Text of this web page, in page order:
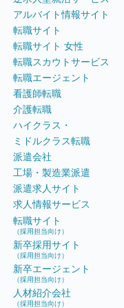
アルバイト情報サイト
転職サイト
転職サイト 女性
転職スカウトサービス
転職エージェント
看護師転職
介護転職
ハイクラス・
ミドルクラス転職
派遣会社
工場・製造業派遣
派遣求人サイト
求人情報サービス
転職サイト
（採用担当向け）
新卒採用サイト
（採用担当向け）
新卒エージェント
（採用担当向け）
人材紹介会社
（採用担当向け）